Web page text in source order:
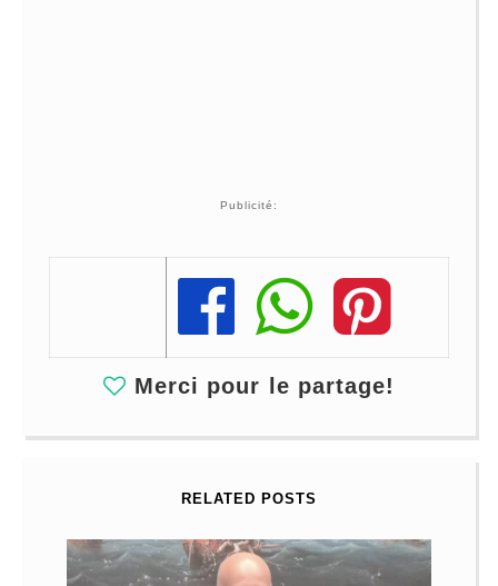
Publicité:
Share
Share
Share
Merci pour le partage!
RELATED POSTS